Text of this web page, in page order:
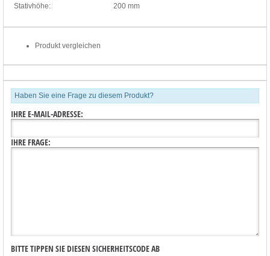
Stativhöhe:
200 mm
Produkt vergleichen
Haben Sie eine Frage zu diesem Produkt?
IHRE E-MAIL-ADRESSE:
IHRE FRAGE:
BITTE TIPPEN SIE DIESEN SICHERHEITSCODE AB